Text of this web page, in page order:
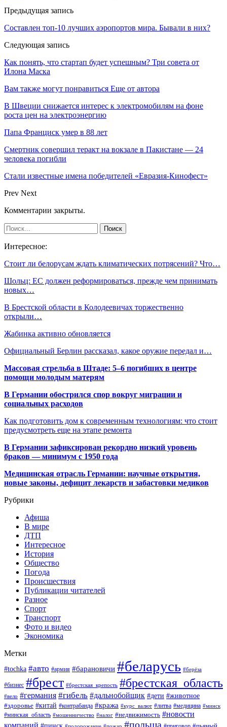
Предыдущая запись
Составлен топ-10 лучших аэропортов мира. Бывали в них?
Следующая запись
Как понять, что стартап будет успешным? Три совета от
Илона Маска
Вам также могут понравиться Еще от автора
В Швеции снижается интерес к электромобилям на фоне
роста цен на электроэнергию
Папа Франциск умер в 88 лет
Смертник совершил теракт на вокзале в Пакистане — 24
человека погибли
Стали известные имена победителей «Евразия-Кинофест»
Prev Next
Комментарии закрыты.
Интересное:
Стоит ли белорусам ждать климатических потрясений? Что…
Шольц: ЕС должен реформироваться, прежде чем принимать
новых…
В Брестской области в Колодеевичах торжественно
открыли…
Жабинка активно обновляется
Официальный Берлин рассказал, какое оружие передал и…
Массовая стрельба в Штаде: 5–6 погибших в центре
помощи молодым матерям
В Германии обострился спор вокруг миграции и
социальных расходов
Как подготовить дом к современным технологиям: что стоит
предусмотреть еще на этапе ремонта
В Германии зафиксирован рекордно низкий уровень
браков — минимум с 1950 года
Медицинская отрасль Германии: научные открытия,
новые законы, дефицит лекарств и забастовки медиков
Рубрики
Афиша
В мире
ДТП
Интересное
История
Общество
Погода
Происшествия
Публикации читателей
Разное
Спорт
Транспорт
Фото и видео
Экономика
Метки
#tochka #авто #армия #барановичи #беларусь #берёза
#бизнес #брест #брестская_крепость #брестская_область
#вело #германия #гибель #дальнобойщик #дети #животное
#здоровье #китай #контрабанда #кража #курс_валют #литва #медицина #минск
#минская_область #мошенничество #налог #недвижимость #новости
компаний
#польша